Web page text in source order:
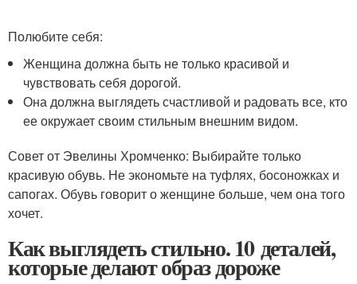
Полюбите себя:
Женщина должна быть не только красивой и
чувствовать себя дорогой.
Она должна выглядеть счастливой и радовать все, кто
ее окружает своим стильным внешним видом.
Совет от Эвелины Хромченко: Выбирайте только
красивую обувь. Не экономьте на туфлях, босоножках и
сапогах. Обувь говорит о женщине больше, чем она того
хочет.
Как выглядеть стильно. 10 деталей,
которые делают образ дороже